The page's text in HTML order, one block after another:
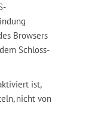
Browsers
Schloss-
ist,
nicht von